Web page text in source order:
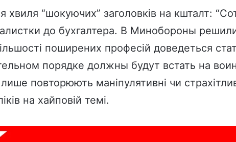
“шокуючих” заголовків на кшталт:
до бухгалтера. В Минобороны
поширених професій доведеться
порядке должны будут встать на
повторюють маніпулятивні чи
на хайповій темі.